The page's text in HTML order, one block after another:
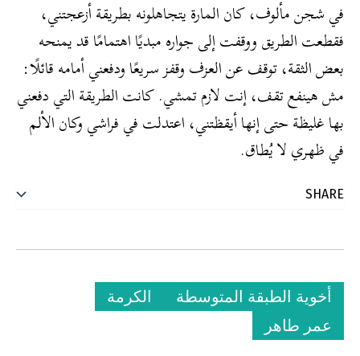
في شجن مألوف، كان المارة يتجاهلونه بطريقة أزعجتني،
فقطعت الطريق ووقفت إلى جواره مبديًا اهتمامًا قد يمنحه
بعض الثقة، توقف عن العزف وقفز سريعًا ودفعني أمامه قائلًا:
مش هينفع تقف، إنت لازم تمشي. كانت الطريقة التي دفعني
بها غليظة حتى إنها أيقظتني، اعتدلت في فراشي وكان الألم
في ظهري لا يُطاق.
أخوية الطبقة المتوسطة
الكرمة
عمر طاهر